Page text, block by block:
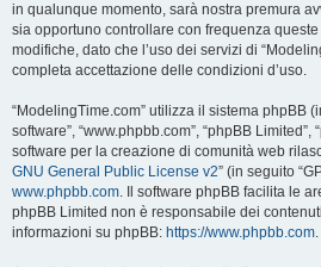
in qualunque momento, sarà nostra premura
sia opportuno controllare con frequenza
modifiche, dato che l’uso dei servizi di
completa accettazione delle condizioni d’uso.
“ModelingTime.com” utilizza il sistema phpBB
software”, “www.phpbb.com”, “phpBB Limited”,
software per la creazione di comunità web
GNU General Public License v2” (in seguito
www.phpbb.com. Il software phpBB facilita le
phpBB Limited non è responsabile dei
informazioni su phpBB: https://www.phpbb.com.